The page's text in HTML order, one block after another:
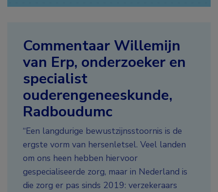
Commentaar Willemijn
van Erp, onderzoeker en
specialist
ouderengeneeskunde,
Radboudumc
“Een langdurige bewustzijnsstoornis is de
ergste vorm van hersenletsel. Veel landen
om ons heen hebben hiervoor
gespecialiseerde zorg, maar in Nederland is
die zorg er pas sinds 2019: verzekeraars